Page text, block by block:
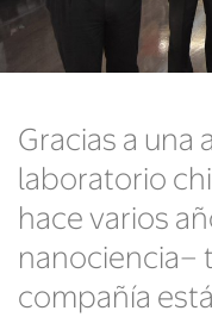
Gracias a una
laboratorio
hace varios
nanociencia–
compañía